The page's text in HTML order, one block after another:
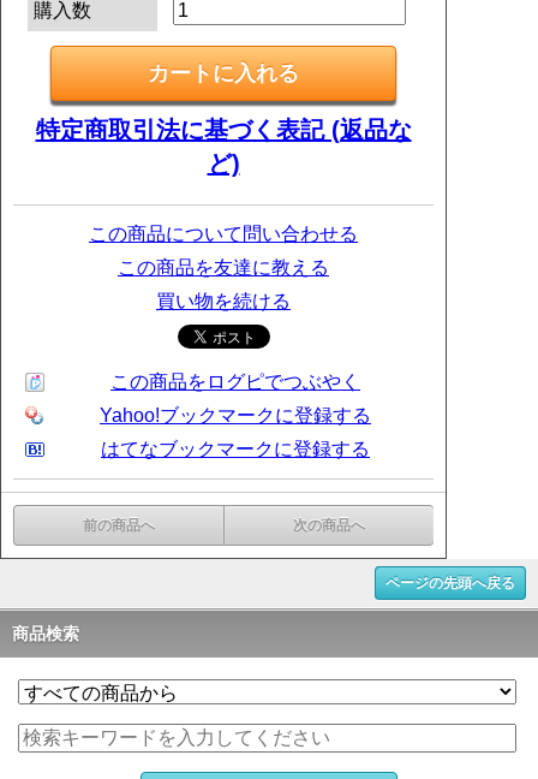
購入数
特定商取引法に基づく表記 (返品な
ど)
この商品について問い合わせる
この商品を友達に教える
買い物を続ける
この商品をログピでつぶやく
Yahoo!ブックマークに登録する
はてなブックマークに登録する
前の商品へ 次の商品へ
ページの先頭へ戻る
商品検索